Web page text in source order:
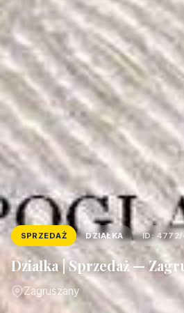
SPRZEDAŻ DZIAŁKA ID: 4772/
Działka | Sprzedaż —
Zagruszany